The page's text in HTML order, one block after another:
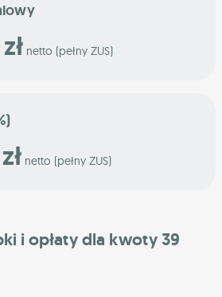
netto (pełny ZUS)
netto (pełny ZUS)
i opłaty dla kwoty 39